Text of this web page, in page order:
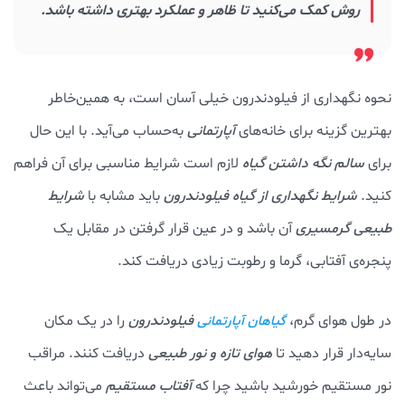
روشکمک می‌کنید تا ظاهر و عملکرد بهتری داشته باشد.
نحوه نگهداری از فیلودندرون خیلی آسان است، به همین‌خاطر
بهترین گزینه برای خانه‌هایآپارتمانیبه‌حساب می‌آید. با این حال
برایسالم نگه داشتن گیاه لازم است شرایط مناسبی برای آن فراهم
کنید. شرایط نگهداری از گیاه فیلودندرونباید مشابه با شرایط
طبیعی گرمسیریآن باشد و در عین قرار گرفتن در مقابل یک
پنجره‌ی آفتابی، گرما و رطوبت زیادی دریافت کند.
در طول هوای گرم،گیاهان آپارتمانیفیلودندرون را در یک مکان
سایه‌دار قرار دهید تا هوای تازه و نور طبیعی دریافت کنند. مراقب
نور مستقیم خورشید باشید چرا کهآفتاب مستقیم می‌تواند باعث